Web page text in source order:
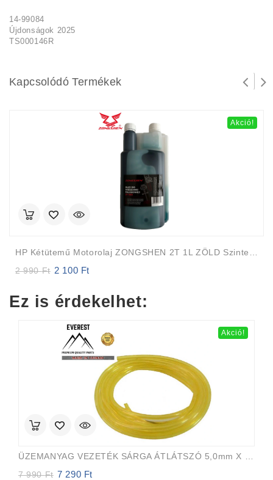
14-99084
Újdonságok 2025
TS000146R
Kapcsolódó Termékek
Akció!
2 990Ft Original
2
2 100 Ft
2
Ez is érdekelhet:
Akció!
7 990Ft Original
7 290 Ft